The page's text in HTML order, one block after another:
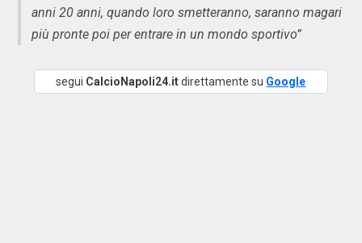
anni 20 anni, quando loro smetteranno, saranno magari
più pronte poi per entrare in un mondo sportivo”
segui CalcioNapoli24.itdirettamente su Google